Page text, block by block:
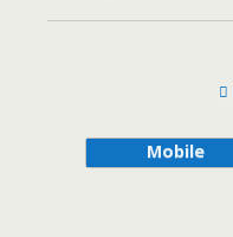
Mobile